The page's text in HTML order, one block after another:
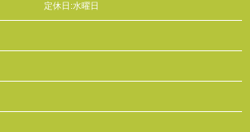
定休日:水曜日